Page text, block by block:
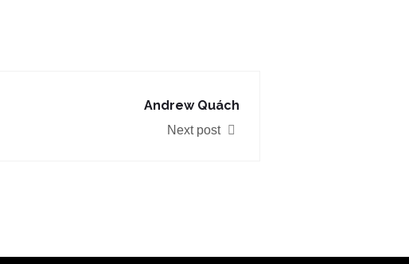
Andrew Quách
Next post